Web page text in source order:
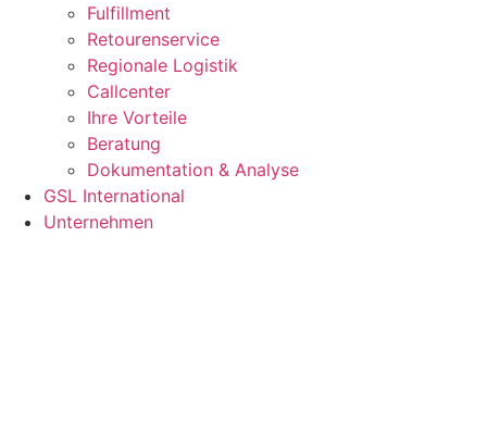
Fulfillment
Retourenservice
Regionale Logistik
Callcenter
Ihre Vorteile
Beratung
Dokumentation & Analyse
GSL International
Unternehmen